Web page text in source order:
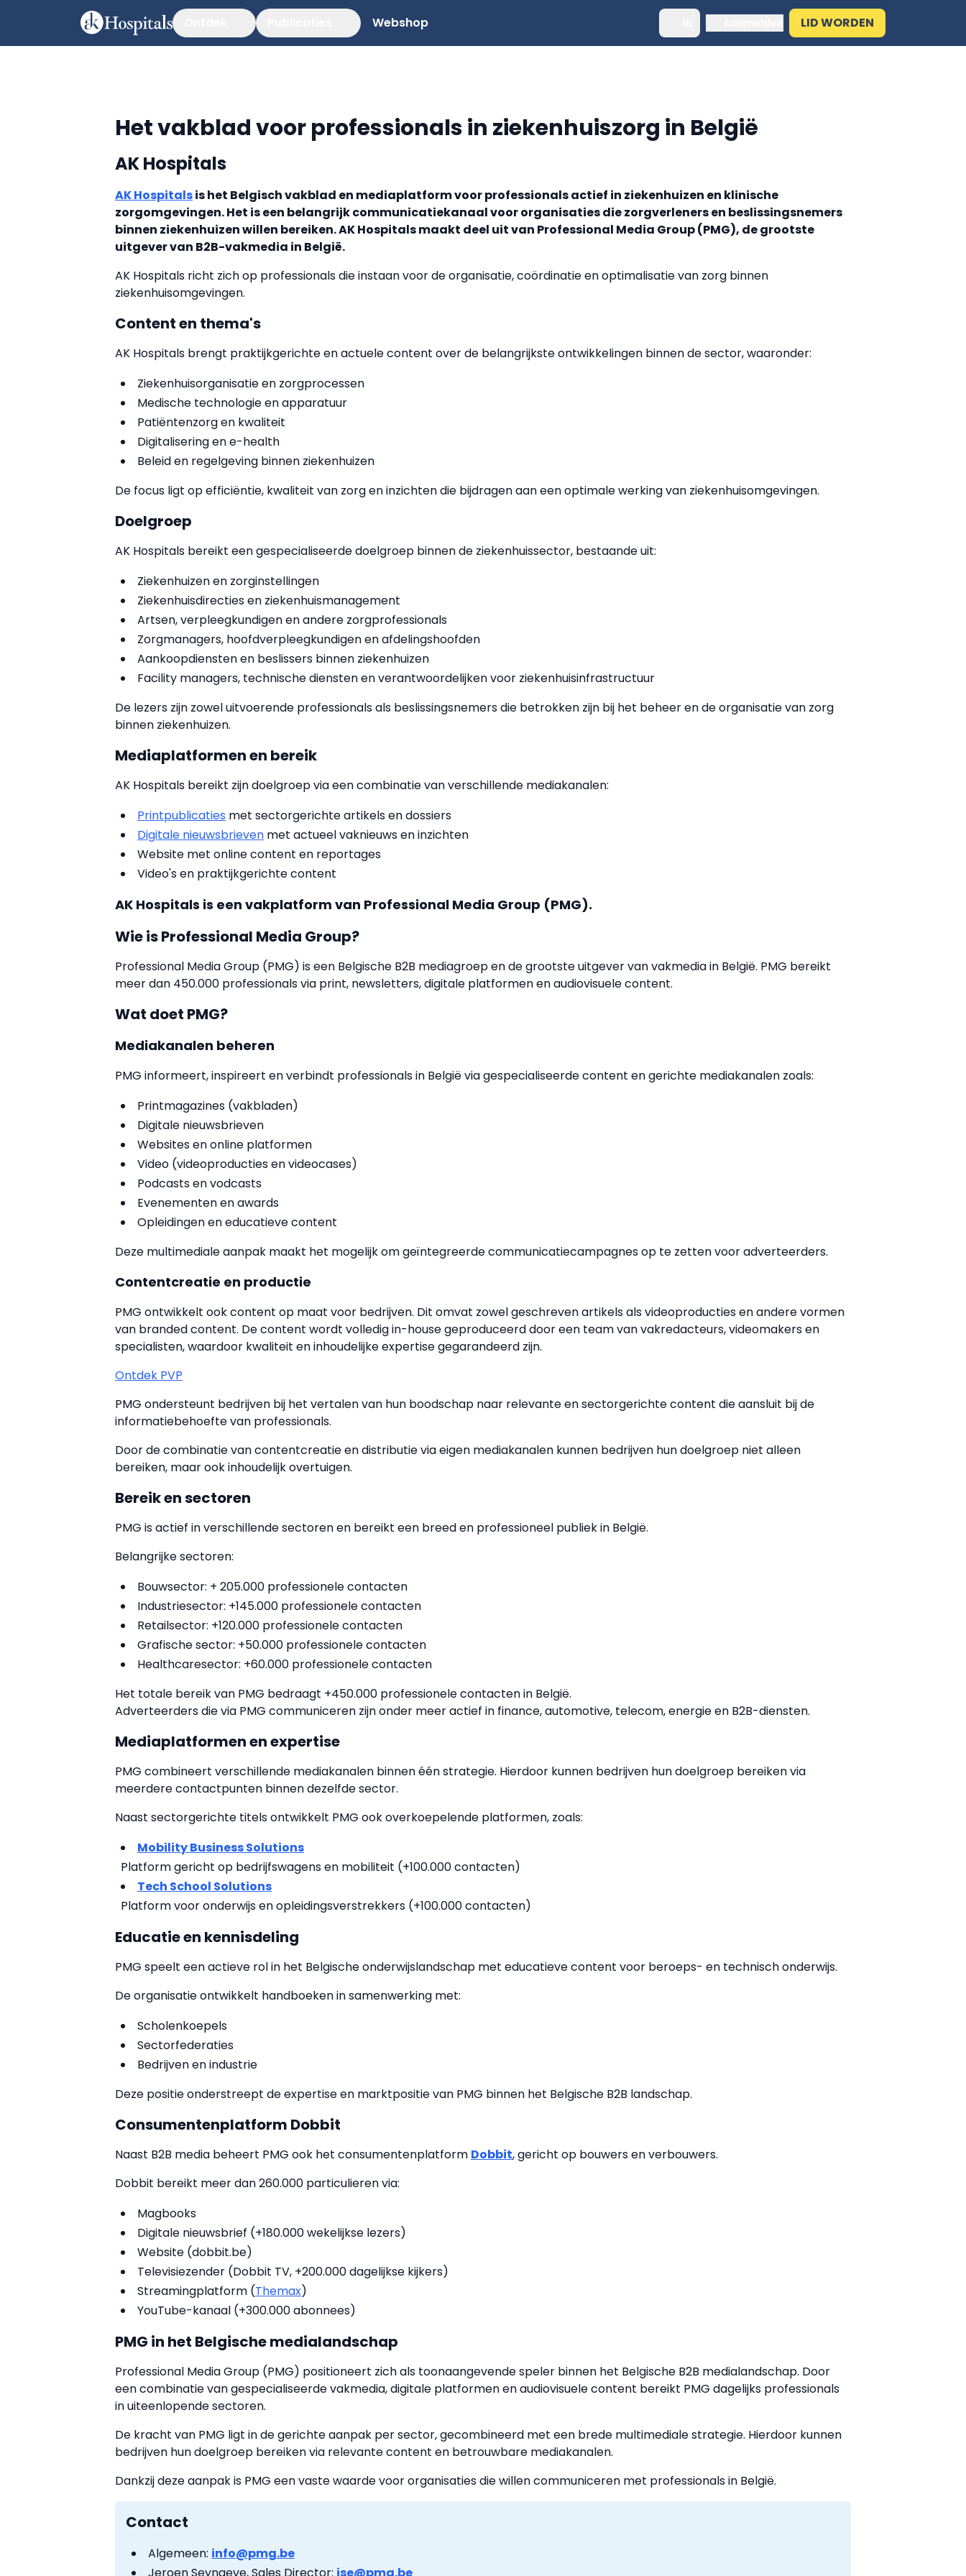
Webshop LID WORDEN
Het vakblad voor professionals in ziekenhuiszorg in België
AK Hospitals
AK Hospitalsis het Belgisch vakblad en mediaplatform voor professionals actief in ziekenhuizen en klinische
zorgomgevingen. Het is een belangrijk communicatiekanaal voor organisaties die zorgverleners en beslissingsnemers
binnen ziekenhuizen willen bereiken. AK Hospitals maakt deel uit van Professional Media Group (PMG), de grootste
uitgever van B2B-vakmedia in België.
AK Hospitals richt zich op professionals die instaan voor de organisatie, coördinatie en optimalisatie van zorg binnen
ziekenhuisomgevingen.
Content en thema's
AK Hospitals brengt praktijkgerichte en actuele content over de belangrijkste ontwikkelingen binnen de sector, waaronder:
Ziekenhuisorganisatie en zorgprocessen
Medische technologie en apparatuur
Patiëntenzorg en kwaliteit
Digitalisering en e-health
Beleid en regelgeving binnen ziekenhuizen
De focus ligt op efficiëntie, kwaliteit van zorg en inzichten die bijdragen aan een optimale werking van ziekenhuisomgevingen.
Doelgroep
AK Hospitals bereikt een gespecialiseerde doelgroep binnen de ziekenhuissector, bestaande uit:
Ziekenhuizen en zorginstellingen
Ziekenhuisdirecties en ziekenhuismanagement
Artsen, verpleegkundigen en andere zorgprofessionals
Zorgmanagers, hoofdverpleegkundigen en afdelingshoofden
Aankoopdiensten en beslissers binnen ziekenhuizen
Facility managers, technische diensten en verantwoordelijken voor ziekenhuisinfrastructuur
De lezers zijn zowel uitvoerende professionals als beslissingsnemers die betrokken zijn bij het beheer en de organisatie van zorg
binnen ziekenhuizen.
Mediaplatformen en bereik
AK Hospitals bereikt zijn doelgroep via een combinatie van verschillende mediakanalen:
Printpublicaties met sectorgerichte artikels en dossiers
Digitale nieuwsbrieven met actueel vaknieuws en inzichten
Website met online content en reportages
Video's en praktijkgerichte content
AK Hospitals is een vakplatform van Professional Media Group (PMG).
Wie is Professional Media Group?
Professional Media Group (PMG) is een Belgische B2B mediagroep en de grootste uitgever van vakmedia in België. PMG bereikt
meer dan 450.000 professionals via print, newsletters, digitale platformen en audiovisuele content.
Wat doet PMG?
Mediakanalen beheren
PMG informeert, inspireert en verbindt professionals in België via gespecialiseerde content en gerichte mediakanalen zoals:
Printmagazines (vakbladen)
Digitale nieuwsbrieven
Websites en online platformen
Video (videoproducties en videocases)
Podcasts en vodcasts
Evenementen en awards
Opleidingen en educatieve content
Deze multimediale aanpak maakt het mogelijk om geïntegreerde communicatiecampagnes op te zetten voor adverteerders.
Contentcreatie en productie
PMG ontwikkelt ook content op maat voor bedrijven. Dit omvat zowel geschreven artikels als videoproducties en andere vormen
van branded content. De content wordt volledig in-house geproduceerd door een team van vakredacteurs, videomakers en
specialisten, waardoor kwaliteit en inhoudelijke expertise gegarandeerd zijn.
Ontdek PVP
PMG ondersteunt bedrijven bij het vertalen van hun boodschap naar relevante en sectorgerichte content die aansluit bij de
informatiebehoefte van professionals.
Door de combinatie van contentcreatie en distributie via eigen mediakanalen kunnen bedrijven hun doelgroep niet alleen
bereiken, maar ook inhoudelijk overtuigen.
Bereik en sectoren
PMG is actief in verschillende sectoren en bereikt een breed en professioneel publiek in België.
Belangrijke sectoren:
Bouwsector: + 205.000 professionele contacten
Industriesector: +145.000 professionele contacten
Retailsector: +120.000 professionele contacten
Grafische sector: +50.000 professionele contacten
Healthcaresector: +60.000 professionele contacten
Het totale bereik van PMG bedraagt +450.000 professionele contacten in België.
Adverteerders die via PMG communiceren zijn onder meer actief in finance, automotive, telecom, energie en B2B-diensten.
Mediaplatformen en expertise
PMG combineert verschillende mediakanalen binnen één strategie. Hierdoor kunnen bedrijven hun doelgroep bereiken via
meerdere contactpunten binnen dezelfde sector.
Naast sectorgerichte titels ontwikkelt PMG ook overkoepelende platformen, zoals:
Mobility Business Solutions
Platform gericht op bedrijfswagens en mobiliteit (+100.000 contacten)
Tech School Solutions
Platform voor onderwijs en opleidingsverstrekkers (+100.000 contacten)
Educatie en kennisdeling
PMG speelt een actieve rol in het Belgische onderwijslandschap met educatieve content voor beroeps- en technisch onderwijs.
De organisatie ontwikkelt handboeken in samenwerking met:
Scholenkoepels
Sectorfederaties
Bedrijven en industrie
Deze positie onderstreept de expertise en marktpositie van PMG binnen het Belgische B2B landschap.
Consumentenplatform Dobbit
Naast B2B media beheert PMG ook het consumentenplatform Dobbit, gericht op bouwers en verbouwers.
Dobbit bereikt meer dan 260.000 particulieren via:
Magbooks
Digitale nieuwsbrief (+180.000 wekelijkse lezers)
Website (dobbit.be)
Televisiezender (Dobbit TV, +200.000 dagelijkse kijkers)
Streamingplatform (Themax)
YouTube-kanaal (+300.000 abonnees)
PMG in het Belgische medialandschap
Professional Media Group (PMG) positioneert zich als toonaangevende speler binnen het Belgische B2B medialandschap. Door
een combinatie van gespecialiseerde vakmedia, digitale platformen en audiovisuele content bereikt PMG dagelijks professionals
in uiteenlopende sectoren.
De kracht van PMG ligt in de gerichte aanpak per sector, gecombineerd met een brede multimediale strategie. Hierdoor kunnen
bedrijven hun doelgroep bereiken via relevante content en betrouwbare mediakanalen.
Dankzij deze aanpak is PMG een vaste waarde voor organisaties die willen communiceren met professionals in België.
Contact
Algemeen: info@pmg.be